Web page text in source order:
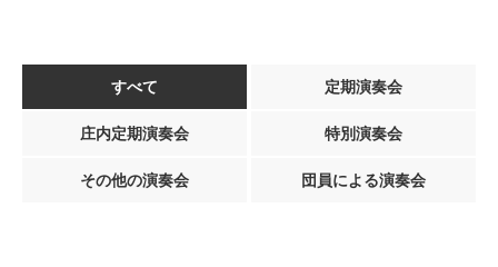
すべて 定期演奏会
庄内定期演奏会 特別演奏会
その他の演奏会 団員による演奏会